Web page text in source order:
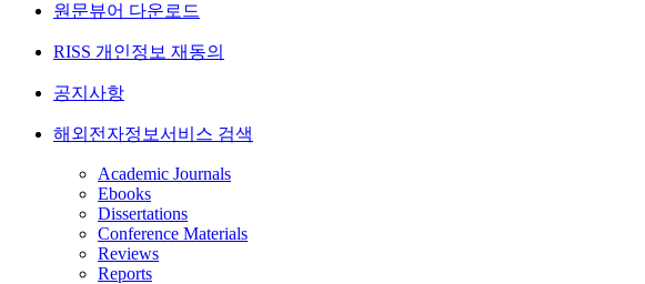
원문뷰어 다운로드
RISS 개인정보 재동의
공지사항
해외전자정보서비스 검색
Academic Journals
Ebooks
Dissertations
Conference Materials
Reviews
Reports